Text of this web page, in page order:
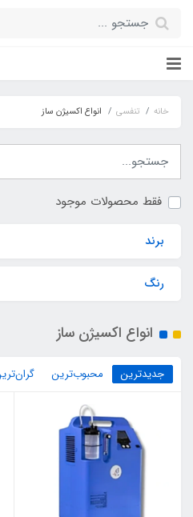
خانه تنفسی انواع اکسیژن ساز
فقط محصولات موجود
برند
رنگ
انواع اکسیژن ساز
جدیدترین محبوب‌ترین